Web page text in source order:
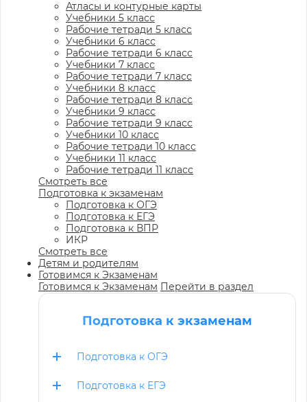
Атласы и контурные карты
Учебники 5 класс
Рабочие тетради 5 класс
Учебники 6 класс
Рабочие тетради 6 класс
Учебники 7 класс
Рабочие тетради 7 класс
Учебники 8 класс
Рабочие тетради 8 класс
Учебники 9 класс
Рабочие тетради 9 класс
Учебники 10 класс
Рабочие тетради 10 класс
Учебники 11 класс
Рабочие тетради 11 класс
Смотреть все
Подготовка к экзаменам
Подготовка к ОГЭ
Подготовка к ЕГЭ
Подготовка к ВПР
ИКР
Смотреть все
Детям и родителям
Готовимся к Экзаменам
Готовимся к Экзаменам Перейти в раздел
Подготовка к экзаменам
Подготовка к ОГЭ
Подготовка к ЕГЭ